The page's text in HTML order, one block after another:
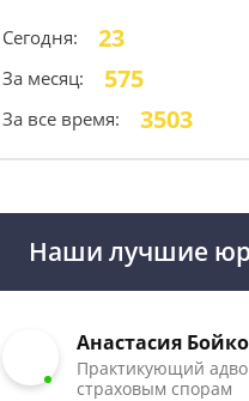
Сегодня: 23
За месяц: 575
За все время: 3503
Наши лучшие
Анастасия Бойко
Практикующий
страховым спорам